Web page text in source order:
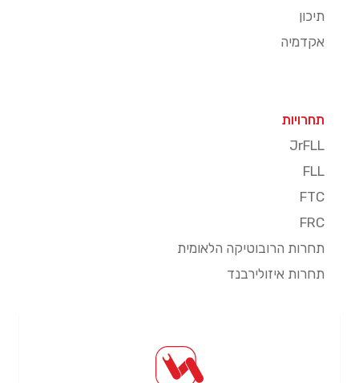
תיכון
אקדמיה
תחרויות
JrFLL
FLL
FTC
FRC
תחרות הרובוטיקה הלאומית
תחרות איזולירבנד